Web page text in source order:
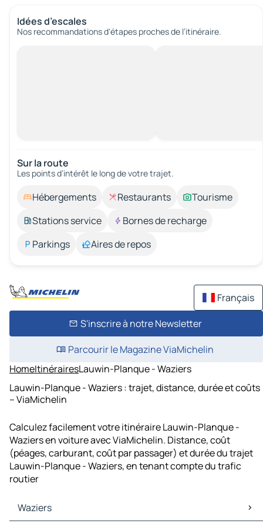
Idées d’escales
Nos recommandations d'étapes proches de l’itinéraire.
Sur la route
Les points d’intérêt le long de votre trajet.
Hébergements Restaurants
Tourisme
Stations service
Bornes de recharge
Parkings
Aires de repos
Français
S'inscrire à notre Newsletter
Parcourir le Magazine ViaMichelin
HomeItinérairesLauwin-Planque - Waziers
Lauwin-Planque - Waziers : trajet, distance, durée et coûts
– ViaMichelin
Calculez facilement votre itinéraire Lauwin-Planque -
Waziers en voiture avec ViaMichelin. Distance, coût
(péages, carburant, coût par passager) et durée du trajet
Lauwin-Planque - Waziers, en tenant compte du trafic
routier
Waziers